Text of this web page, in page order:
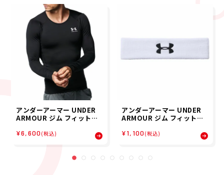
アンダーアーマー UNDER
ARMOUR ジム フィットネ
ツ アンダーシャツ UA コー
ルドギア アーマー クルーネ
ック シャツ 1375528-001
メンズ 男性 25FA 秋冬
¥6,600 (税込)
アンダーアーマー UNDER
ARMOUR ジム フィットネ
ドバンド Performance H
¥1,100 (税込)